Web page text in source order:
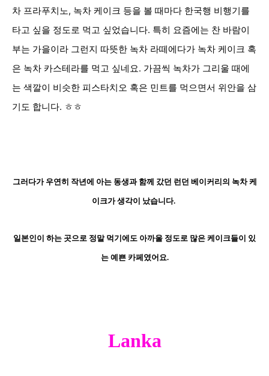
차 프라푸치노, 녹차 케이크 등을 볼 때마다 한국행 비행기를
타고 싶을 정도로 먹고 싶었습니다. 특히 요즘에는 찬 바람이
부는 가을이라 그런지 따뜻한 녹차 라떼에다가 녹차 케이크 혹
은 녹차 카스테라를 먹고 싶네요. 가끔씩 녹차가 그리울 때에
는 색깔이 비슷한 피스타치오 혹은 민트를 먹으면서 위안을 삼
기도 합니다. ㅎㅎ
그러다가 우연히 작년에 아는 동생과 함께 갔던 런던 베이커리의 녹차 케
이크가 생각이 났습니다.
일본인이 하는 곳으로 정말 먹기에도 아까울 정도로 많은 케이크들이 있
는 예쁜 카페였어요.
Lanka